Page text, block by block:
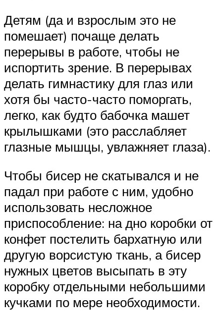
Детям (да и взрослым это не
помешает) почаще делать
перерывы в работе, чтобы не
испортить зрение. В перерывах
делать гимнастику для глаз или
хотя бы часто-часто поморгать,
легко, как будто бабочка машет
крылышками (это расслабляет
глазные мышцы, увлажняет глаза).
Чтобы бисер не скатывался и не
падал при работе с ним, удобно
использовать несложное
приспособление: на дно коробки от
конфет постелить бархатную или
другую ворсистую ткань, а бисер
нужных цветов высыпать в эту
коробку отдельными небольшими
кучками по мере необходимости.